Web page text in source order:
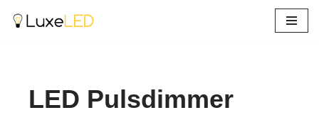
inhoudLED Pulsdimmer